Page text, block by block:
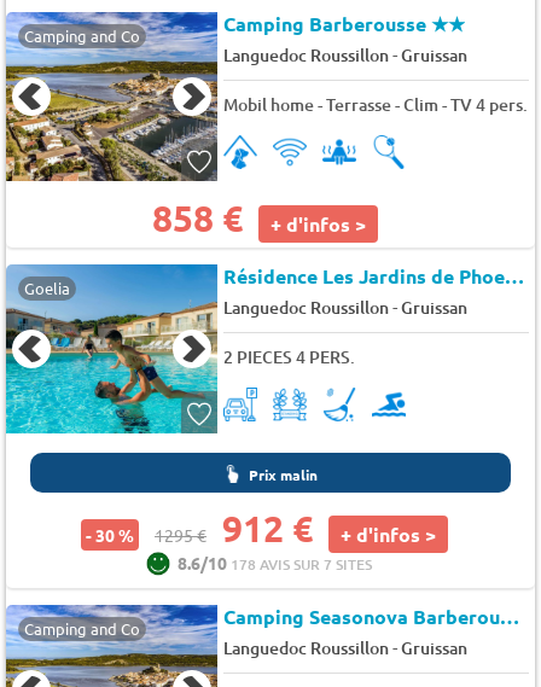
Camping and Co Camping Barberousse★★
Languedoc Roussillon-Gruissan
Mobil home - Terrasse - Clim - TV 4 pers.
858 € + d'infos >
Goelia Résidence Les Jardins de Phoebus
Languedoc Roussillon-Gruissan
2 PIECES 4 PERS.
Prix malin
- 30 % 1295 € 912 € + d'infos >
8.6/10 178 AVIS SUR 7 SITES
Camping and Co Camping Seasonova Barberousse (14877)
Languedoc Roussillon-Gruissan